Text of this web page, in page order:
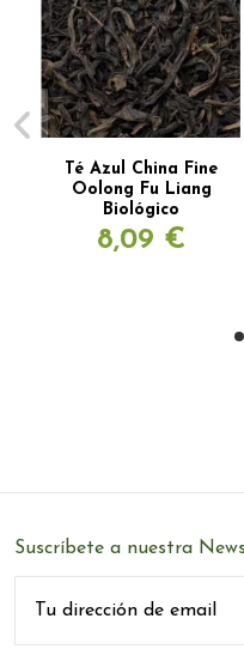
Té Azul China Fine
Oolong Fu Liang
Biológico
8,09 €
Suscríbete a nuestra